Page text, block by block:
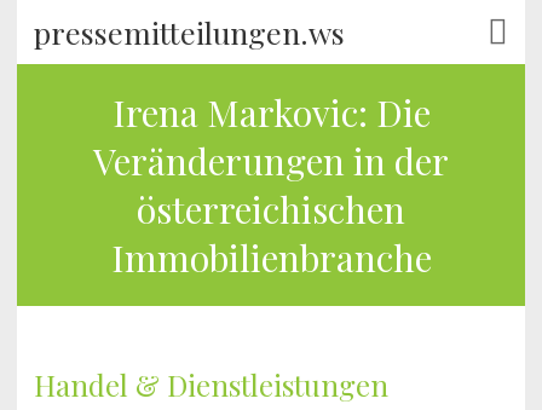
pressemitteilungen.ws
Irena Markovic: Die
Veränderungen in der
österreichischen
Immobilienbranche
Handel & Dienstleistungen